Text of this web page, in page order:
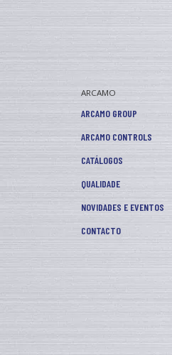
ARCAMO
ARCAMO GROUP
ARCAMO CONTROLS
CATÁLOGOS
QUALIDADE
NOVIDADES E EVENTOS
CONTACTO